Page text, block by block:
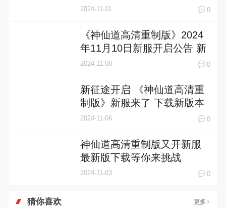
仙道高清重制版迎接新征程
2024-11-11 0
《神仙道高清重制版》2024
年11月10日新服开启公告 新
版本下载恭迎体验
2024-11-08 0
新征途开启 《神仙道高清重
制版》新服来了 下载新版本
开启新挑战
2024-11-06 0
神仙道高清重制版又开新服
最新版下载等你来挑战
2024-11-03 0
猜你喜欢 更多